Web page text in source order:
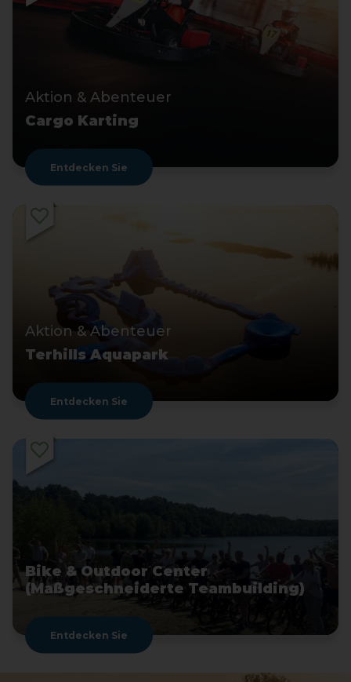
Aktion & Abenteuer
Cargo Karting
Entdecken Sie
Aktion & Abenteuer
Terhills Aquapark
Entdecken Sie
Bike & Outdoor Center
(Maßgeschneiderte Teambuilding)
Entdecken Sie